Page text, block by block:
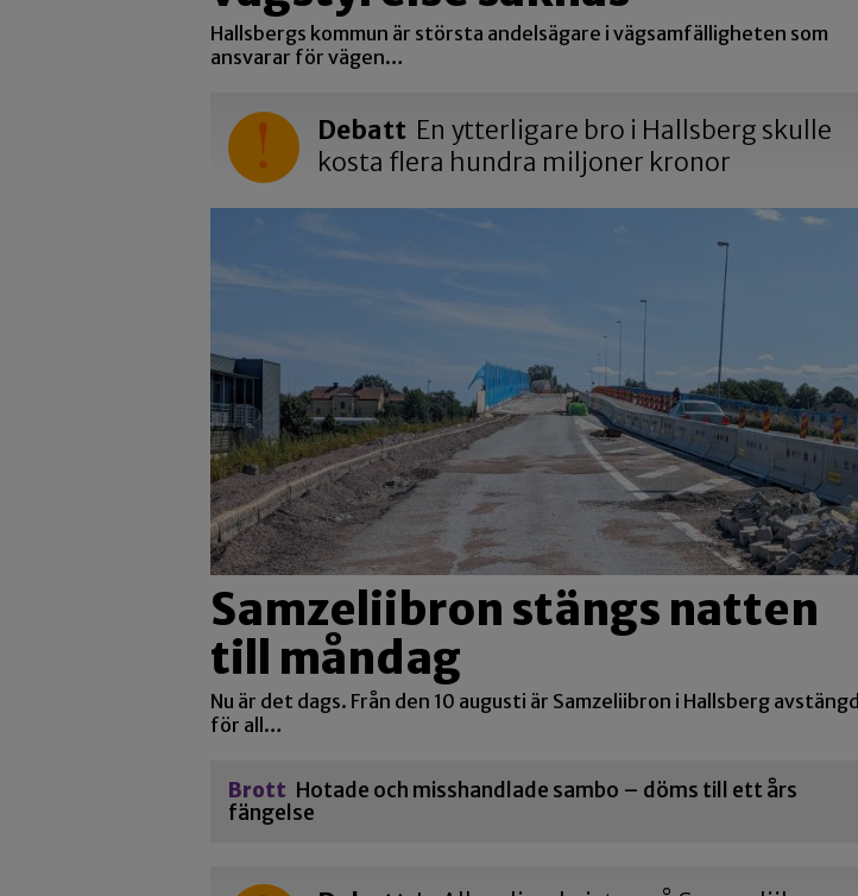
Hallsbergs kommun är största andelsägare i vägsamfälligheten som
ansvarar för vägen…
Debatt En ytterligare bro i Hallsberg skulle
kosta flera hundra miljoner kronor
Samzeliibron stängs natten
till måndag
Nu är det dags. Från den 10 augusti är Samzeliibron i Hallsberg avstängd
för all…
Brott Hotade och misshandlade sambo – döms till ett års
fängelse